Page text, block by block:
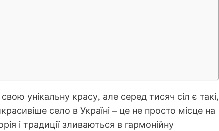
унікальну красу, але серед тисяч сіл є такі,
село в Україні – це не просто місце на
і традиції зливаються в гармонійну